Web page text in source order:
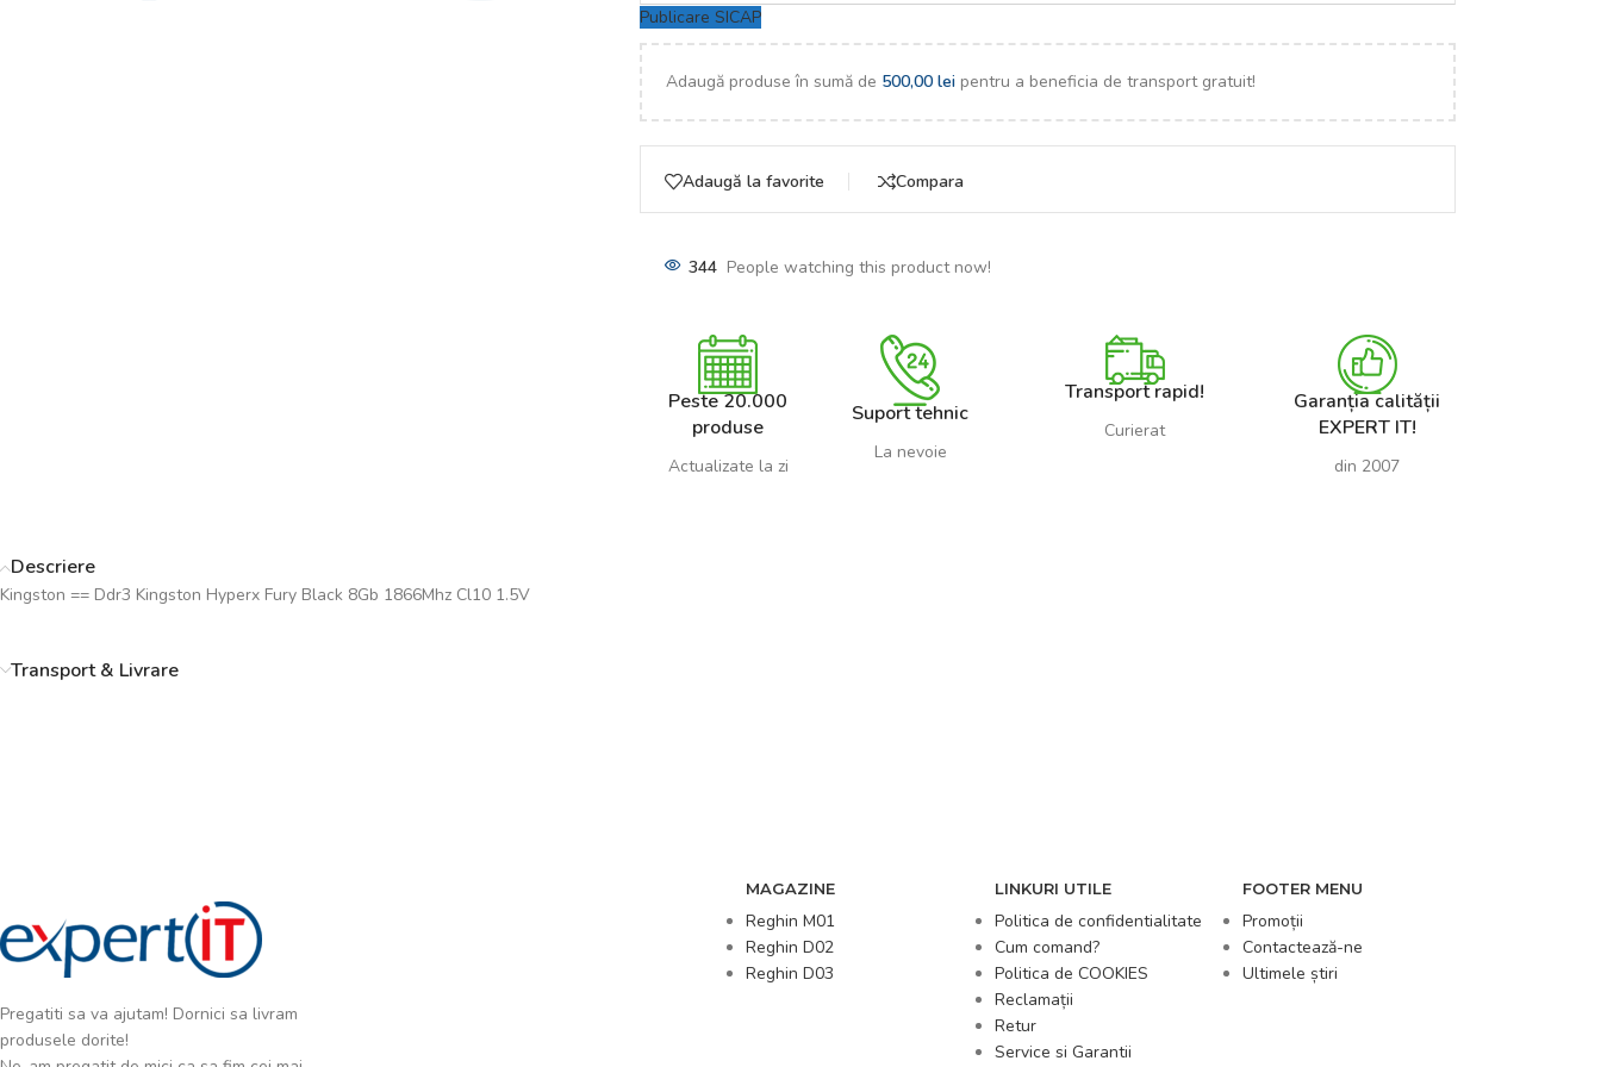
Publicare SICAP
Adaugă produse în sumă de 500,00 leipentru a beneficia de transport gratuit!
Adaugă la favorite Compara
344 People watching this product now!
Peste 20.000
produse
Actualizate la zi
Suport tehnic
La nevoie
Transport rapid!
Curierat
Garanția calității
EXPERT IT!
din 2007
Descriere
Kingston == Ddr3 Kingston Hyperx Fury Black 8Gb 1866Mhz Cl10 1.5V
Transport & Livrare
Pregatiti sa va ajutam! Dornici sa livram
produsele dorite!
MAGAZINE
Reghin M01
Reghin D02
Reghin D03
LINKURI UTILE
Politica de confidentialitate
Cum comand?
Politica de COOKIES
Reclamații
Retur
Service si Garantii
FOOTER MENU
Promoții
Contactează-ne
Ultimele știri